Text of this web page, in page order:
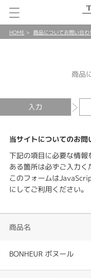
HOME 商品についてお問い合わ
商品
入力
当サイトについてのお
下記の項目に必要な情
ある箇所は必ずご入力く
このフォームは
にしてご利用ください。
商品名
BONHEUR ボヌール